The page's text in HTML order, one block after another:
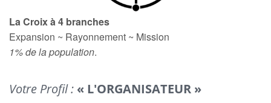
La Croix à 4 branches
Expansion ~ Rayonnement ~ Mission
1% de la population.
Votre Profil : « L'ORGANISATEUR »